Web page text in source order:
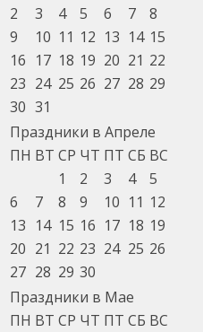
2
3 4 5 6 7
8
9
10 11 12 13 14 15
16 17 18 19 20 21 22
23 24 25 26 27 28 29
30 31
Праздники в Апреле
ПН ВТ СР ЧТ ПТ СБ ВС
1
2 3 4
5
6
7 8 9 10 11 12
13 14 15 16 17 18 19
20 21 22 23 24 25 26
27 28 29 30
Праздники в Мае
ПН ВТ СР ЧТ ПТ СБ ВС